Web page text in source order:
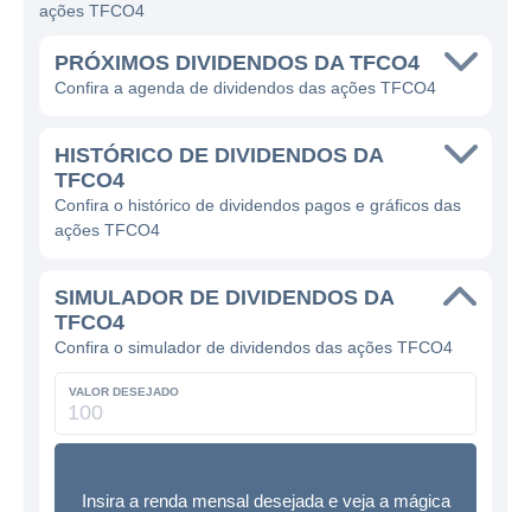
ações TFCO4
PRÓXIMOS DIVIDENDOS DA TFCO4
Confira a agenda de dividendos das ações TFCO4
HISTÓRICO DE DIVIDENDOS DA
TFCO4
Confira o histórico de dividendos pagos e gráficos das
ações TFCO4
SIMULADOR DE DIVIDENDOS DA
TFCO4
Confira o simulador de dividendos das ações TFCO4
VALOR DESEJADO
Insira a renda mensal desejada e veja a mágica